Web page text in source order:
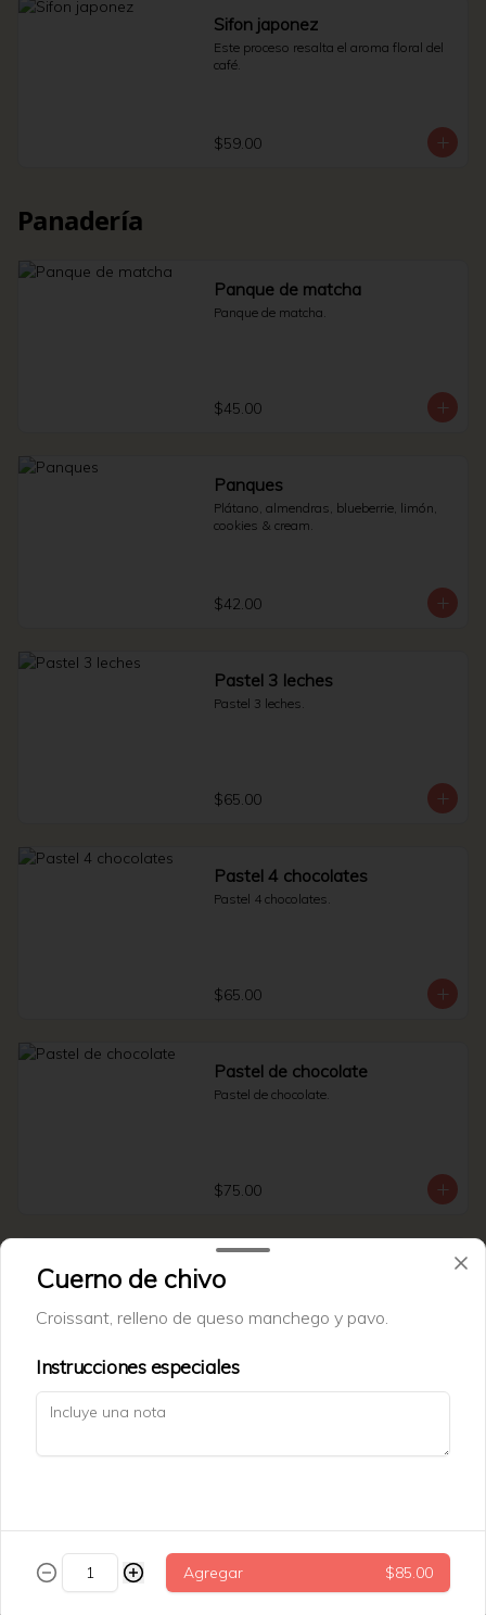
Sifon japonez
Este proceso resalta el aroma floral del
café.
$59.00
Panadería
Panque de matcha
Panque de matcha.
$45.00
Panques
Plátano, almendras, blueberrie, limón,
cookies & cream.
$42.00
Pastel 3 leches
Pastel 3 leches.
$65.00
Pastel 4 chocolates
Pastel 4 chocolates.
$65.00
Pastel de chocolate
Pastel de chocolate.
$75.00
Tarata de datil + nuez.
Trenza cinammon roll
$79.00
Cuerno de chivo
Croissant, relleno de queso manchego y pavo.
Instrucciones especiales
Agregar $85.00